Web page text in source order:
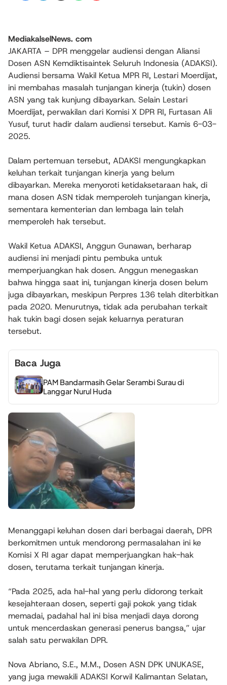
MediakalselNews. com
JAKARTA – DPR menggelar audiensi dengan Aliansi
Dosen ASN Kemdiktisaintek Seluruh Indonesia (ADAKSI).
Audiensi bersama Wakil Ketua MPR RI, Lestari Moerdijat,
ini membahas masalah tunjangan kinerja (tukin) dosen
ASN yang tak kunjung dibayarkan. Selain Lestari
Moerdijat, perwakilan dari Komisi X DPR RI, Furtasan Ali
Yusuf, turut hadir dalam audiensi tersebut. Kamis 6-03-
2025.
Dalam pertemuan tersebut, ADAKSI mengungkapkan
keluhan terkait tunjangan kinerja yang belum
dibayarkan. Mereka menyoroti ketidaksetaraan hak, di
mana dosen ASN tidak memperoleh tunjangan kinerja,
sementara kementerian dan lembaga lain telah
memperoleh hak tersebut.
Wakil Ketua ADAKSI, Anggun Gunawan, berharap
audiensi ini menjadi pintu pembuka untuk
memperjuangkan hak dosen. Anggun menegaskan
bahwa hingga saat ini, tunjangan kinerja dosen belum
juga dibayarkan, meskipun Perpres 136 telah diterbitkan
pada 2020. Menurutnya, tidak ada perubahan terkait
hak tukin bagi dosen sejak keluarnya peraturan
tersebut.
Baca Juga
PAM Bandarmasih Gelar Serambi Surau di
Langgar Nurul Huda
Menanggapi keluhan dosen dari berbagai daerah, DPR
berkomitmen untuk mendorong permasalahan ini ke
Komisi X RI agar dapat memperjuangkan hak-hak
dosen, terutama terkait tunjangan kinerja.
“Pada 2025, ada hal-hal yang perlu didorong terkait
kesejahteraan dosen, seperti gaji pokok yang tidak
memadai, padahal hal ini bisa menjadi daya dorong
untuk mencerdaskan generasi penerus bangsa,” ujar
salah satu perwakilan DPR.
Nova Abriano, S.E., M.M., Dosen ASN DPK UNUKASE,
yang juga mewakili ADAKSI Korwil Kalimantan Selatan,